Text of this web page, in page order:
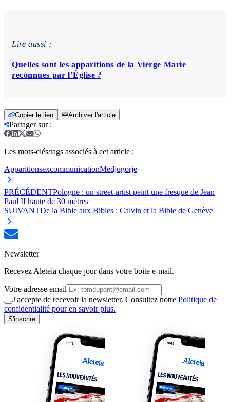
Lire aussi :
Quelles sont les apparitions de la Vierge Marie
reconnues par l’Église ?
Copier le lien Archiver l'article
Partager sur:
Les mots-clés/tags associés à cet article :
ApparitionsexcommunicationMedjugorje
PRÉCÉDENTPologne : un street-artist peint une fresque de Jean
Paul II haute de 30 mètres
SUIVANTDe la Bible aux Bibles : Calvin et la Bible de Genève
Newsletter
Recevez Aleteia chaque jour dans votre boite e-mail.
Votre adresse email
J'accepte de recevoir la newsletter. Consultez notre Politique de
confidentialité pour en savoir plus.
S'inscrire